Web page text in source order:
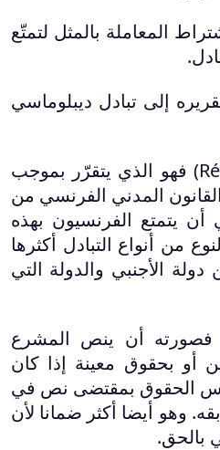
المعاملة بالمثل لتمتّع
إلى تبادل ديبلوماسي
) فهو الذي يتقرّر بموجب
ومن هذا القبيل ما تقضى به المادة 11 من القانون المدني الفرنسي من
أن يتمتع الفرنسيون بهذه
من أنواع التبادل أكثرها
الأجنبي والدولة التي
أن ينص المشرع
أو بحقوق معينة إذا كان
الحقوق بمقتضى نص في
وهو أيضا أكثر ضمانا لأن
بالحق.